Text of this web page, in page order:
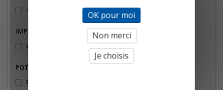
> 500 mesures
IMPRIMANTE
Intégrée au chassis de l'analyseur(1)
POT DE CONDENSATION
Refroidisseur PELTIER
OK pour moi
Non merci
Je choisis